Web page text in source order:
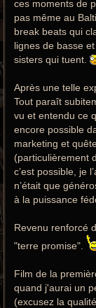
ces moments de
pas même au
break beats qui
lignes de basse
sisters qui tuent.
Après une telle
Tout paraît
vu et entendu ce
encore possible
marketing et
(particulièrement
c’est possible, je
n’était que
à la puissance
Revenu renforcé
"terre promise".
Film de la
quand j'aurai un
(excusez la